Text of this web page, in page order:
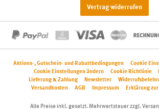
Vertrag widerrufen
Aktions-, Gutschein- und Rabattbedingungen
Cookie
Cookie Einstellungen ändern
Cookie Richtlinie
Lieferung & Zahlung
Newsletter
Versandkosten
AGB Impressum Erklärung
Alle Preise inkl. gesetzl. Mehrwertsteuer zzgl.